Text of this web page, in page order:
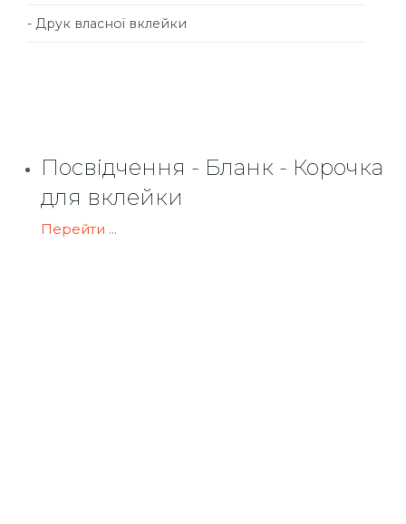
- Друк власної вклейки
Посвідчення - Бланк - Корочка
для вклейки
Перейти ...